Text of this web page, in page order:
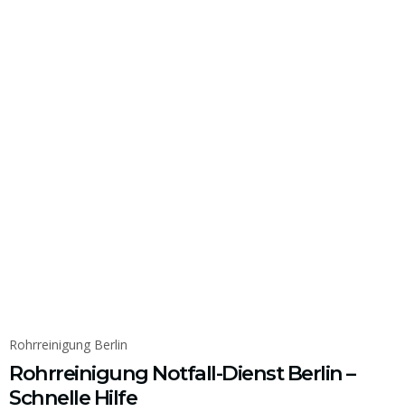
Rohrreinigung Berlin
Rohrreinigung Notfall-Dienst Berlin –
Schnelle Hilfe